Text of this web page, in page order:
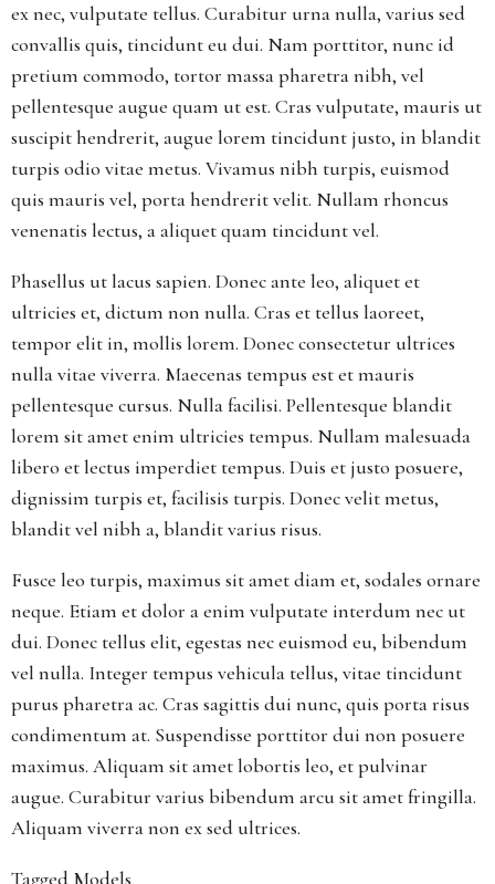
ex nec, vulputate tellus. Curabitur urna nulla, varius sed
convallis quis, tincidunt eu dui. Nam porttitor, nunc id
pretium commodo, tortor massa pharetra nibh, vel
pellentesque augue quam ut est. Cras vulputate, mauris ut
suscipit hendrerit, augue lorem tincidunt justo, in blandit
turpis odio vitae metus. Vivamus nibh turpis, euismod
quis mauris vel, porta hendrerit velit. Nullam rhoncus
venenatis lectus, a aliquet quam tincidunt vel.
Phasellus ut lacus sapien. Donec ante leo, aliquet et
ultricies et, dictum non nulla. Cras et tellus laoreet,
tempor elit in, mollis lorem. Donec consectetur ultrices
nulla vitae viverra. Maecenas tempus est et mauris
pellentesque cursus. Nulla facilisi. Pellentesque blandit
lorem sit amet enim ultricies tempus. Nullam malesuada
libero et lectus imperdiet tempus. Duis et justo posuere,
dignissim turpis et, facilisis turpis. Donec velit metus,
blandit vel nibh a, blandit varius risus.
Fusce leo turpis, maximus sit amet diam et, sodales ornare
neque. Etiam et dolor a enim vulputate interdum nec ut
dui. Donec tellus elit, egestas nec euismod eu, bibendum
vel nulla. Integer tempus vehicula tellus, vitae tincidunt
purus pharetra ac. Cras sagittis dui nunc, quis porta risus
condimentum at. Suspendisse porttitor dui non posuere
maximus. Aliquam sit amet lobortis leo, et pulvinar
augue. Curabitur varius bibendum arcu sit amet fringilla.
Aliquam viverra non ex sed ultrices.
Tagged Models